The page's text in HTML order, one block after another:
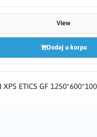
View
Dodaj u korpu